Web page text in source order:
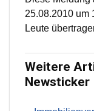
25.08.2010 um
Leute
Weitere
Newsticker